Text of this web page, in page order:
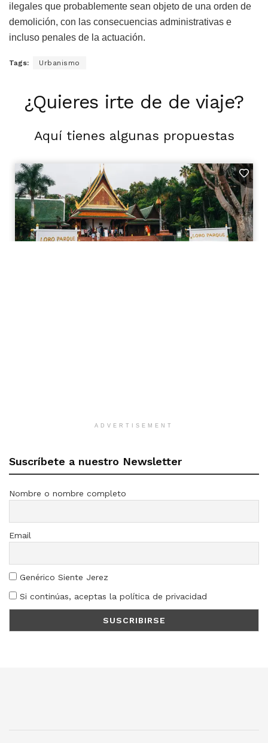
ilegales que probablemente sean objeto de una orden de
demolición, con las consecuencias administrativas e
incluso penales de la actuación.
Tags: Urbanismo
¿Quieres irte de de viaje?
Aquí tienes algunas propuestas
ADVERTISEMENT
Suscríbete a nuestro Newsletter
Nombre o nombre completo
Email
Genérico Siente Jerez
Si continúas, aceptas la política de privacidad